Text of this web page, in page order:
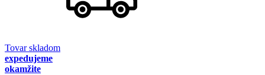
Tovar skladom
expedujeme
okamžite